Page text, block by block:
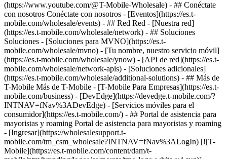
- ## Conéctate
con nosotros Conéctate con nosotros - [Eventos](https://es.t-
mobile.com/wholesale/events) - ## Red Red - [Nuestra red]
(https://es.t-mobile.com/wholesale/network) - ## Soluciones
Soluciones - [Soluciones para MVNO](https://es.t-
mobile.com/wholesale/mvno) - [Tu nombre, nuestro servicio móvil]
(https://es.t-mobile.com/wholesale/ynow) - [API de red](https://es.t-
mobile.com/wholesale/network-apis) - [Soluciones adicionales]
(https://es.t-mobile.com/wholesale/additional-solutions) - ## Más de
T-Mobile Más de T-Mobile - [T-Mobile Para Empresas](https://es.t-
mobile.com/business) - [DevEdge](https://devedge.t-mobile.com/?
INTNAV=fNav%3ADevEdge) - [Servicios móviles para el
consumidor](https://es.t-mobile.com/) - ## Portal de asistencia para
mayoristas y roaming Portal de asistencia para mayoristas y roaming
- [Ingresar](https://wholesalesupport.t-
mobile.com/tm_csm_wholesale?INTNAV=fNav%3ALogIn) [![T-
Mobile](https://es.t-mobile.com/content/dam/t-